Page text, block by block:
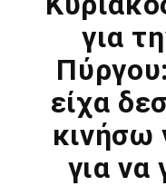
για
είχα
κινήσω
για να